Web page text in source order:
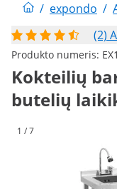
/ expondo /
(2)
Produkto numeris:
Kokteilių
butelių
1 / 7